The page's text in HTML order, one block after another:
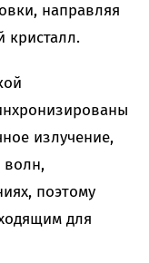
направляя
кристалл.
излучение,
волн,
поэтому
для